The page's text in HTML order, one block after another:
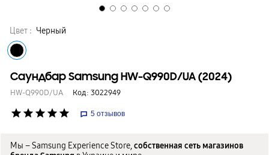
Цвет : Черный
Саундбар Samsung HW-Q990D/UA (2024)
HW-Q990D/UA Код: 3022949
star star star star star 5 отзывов
Мы – Samsung Experience Store,собственная сеть магазинов